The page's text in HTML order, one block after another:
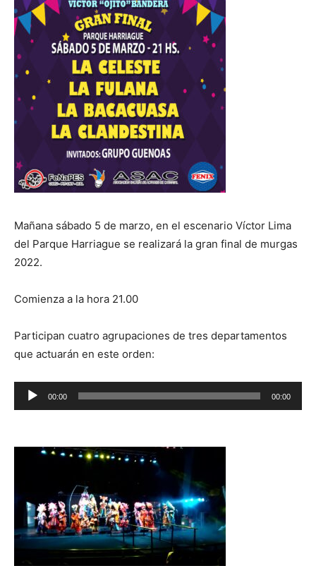
Mañana sábado 5 de marzo, en el escenario Víctor Lima
del Parque Harriague se realizará la gran final de murgas
2022.
Comienza a la hora 21.00
Participan cuatro agrupaciones de tres departamentos
que actuarán en este orden:
e
r
u
t
00:00 00:00